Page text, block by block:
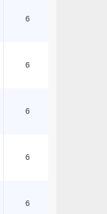
6
6
6
6
6